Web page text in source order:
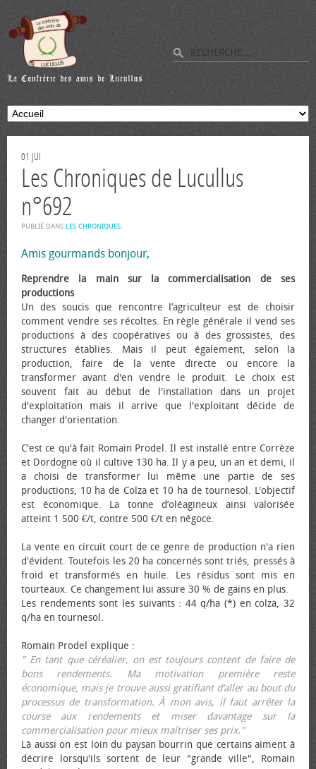
01 JUI
Les Chroniques de Lucullus
n°692
PUBLIÉ DANS LES CHRONIQUES.
Amis gourmands bonjour,
Reprendre la main sur la commercialisation de ses
productions
Un des soucis que rencontre l’agriculteur est de choisir
comment vendre ses récoltes. En règle générale il vend ses
productions à des coopératives ou à des grossistes, des
structures établies. Mais il peut également, selon la
production, faire de la vente directe ou encore la
transformer avant d'en vendre le produit. Le choix est
souvent fait au début de l'installation dans un projet
d'exploitation mais il arrive que l'exploitant décide de
changer d'orientation.
C'est ce qu'à fait Romain Prodel. Il est installé entre Corrèze
et Dordogne où il cultive 130 ha. Il y a peu, un an et demi, il
a choisi de transformer lui même une partie de ses
productions, 10 ha de Colza et 10 ha de tournesol. L'objectif
est économique. La tonne d’oléagineux ainsi valorisée
atteint 1 500 €/t, contre 500 €/t en négoce.
La vente en circuit court de ce genre de production n'a rien
d'évident. Toutefois les 20 ha concernés sont triés, pressés à
froid et transformés en huile. Les résidus sont mis en
tourteaux. Ce changement lui assure 30 % de gains en plus.
Les rendements sont les suivants : 44 q/ha (*) en colza, 32
q/ha en tournesol.
Romain Prodel explique :
" En tant que céréalier, on est toujours content de faire de
bons rendements. Ma motivation première reste
économique, mais je trouve aussi gratifiant d’aller au bout du
processus de transformation. À mon avis, il faut arrêter la
course aux rendements et miser davantage sur la
commercialisation pour mieux maîtriser ses prix."
Là aussi on est loin du paysan bourrin que certains aiment à
décrire lorsqu'ils sortent de leur "grande ville", Romain